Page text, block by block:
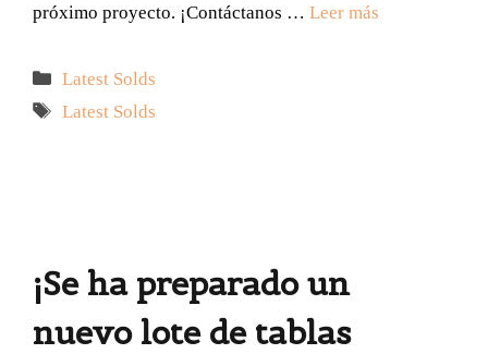
próximo proyecto. ¡Contáctanos … Leer más
Categorías
Latest Solds
Etiquetas
Latest Solds
¡Se ha preparado un
nuevo lote de tablas